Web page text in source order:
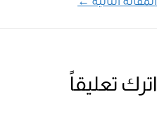
المقالة التالية←
اترك تعليقاً